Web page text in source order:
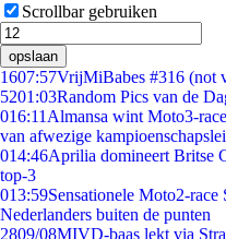
Scrollbar gebruiken
opslaan
1607:57VrijMiBabes #316 (not
5201:03Random Pics van de
016:11 Almansa wint Moto3-
van afwezige
014:46Aprilia domineert Britse
top-3
013:59Sensationele Moto2-
Nederlanders buiten de punten
2809/08MIVD-baas lekt via